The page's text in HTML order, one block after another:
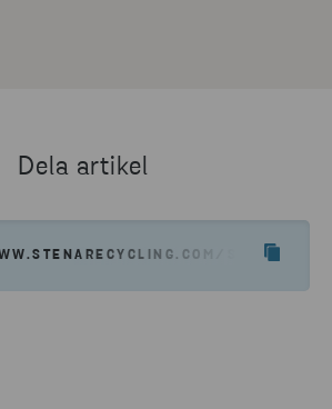
Dela artikel
SV/